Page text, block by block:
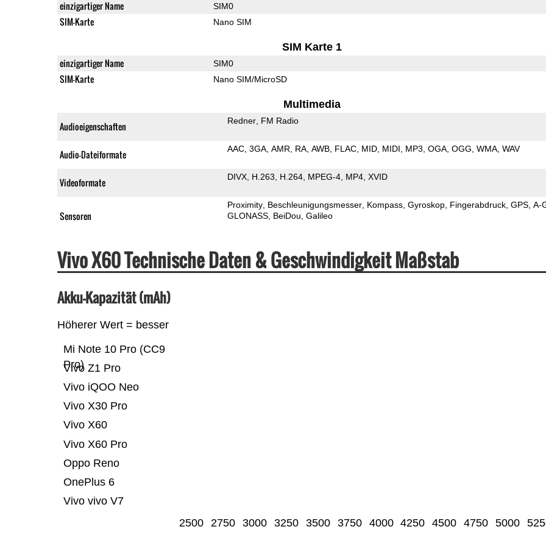
einzigartiger Name SIM0
SIM-Karte Nano SIM
SIM Karte 1
einzigartiger Name SIM0
SIM-Karte Nano SIM/MicroSD
Multimedia
Audioeigenschaften Redner FM Radio
Audio-Dateiformate AAC 3GA AMR RA AWB FLAC MID MIDI MP3 OGA OGG WMA WAV
Videoformate DIVX H.263 H.264 MPEG-4 MP4 XVID
Sensoren
Proximity Beschleunigungsmesser Kompass Gyroskop Fingerabdruck GPS A-
GLONASS BeiDou Galileo
Vivo X60 Technische Daten & Geschwindigkeit Maßstab
Akku-Kapazität (mAh)
Höherer Wert = besser
Vivo vivo V7
OnePlus 6
Oppo Reno
Vivo X60 Pro
Vivo X60
Vivo X30 Pro
Vivo iQOO Neo
Vivo Z1 Pro
Mi Note 10 Pro (CC9
Pro)
2500 2750 3000 3250 3500 3750 4000 4250 4500 4750 5000